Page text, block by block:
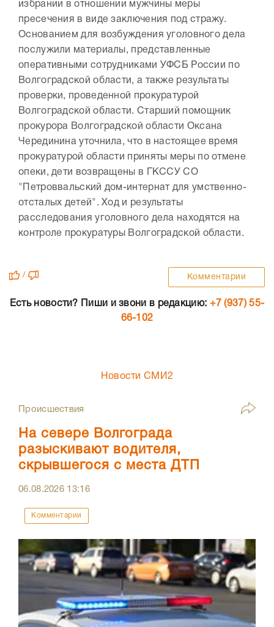
избрании в отношении мужчины меры
пресечения в виде заключения под стражу.
Основанием для возбуждения уголовного дела
послужили материалы, представленные
оперативными сотрудниками УФСБ России по
Волгоградской области, а также результаты
проверки, проведенной прокуратурой
Волгоградской области. Старший помощник
прокурора Волгоградской области Оксана
Черединина уточнила, что в настоящее время
прокуратурой области приняты меры по отмене
опеки, дети возвращены в ГКССУ СО
"Петроввальский дом-интернат для умственно-
отсталых детей". Ход и результаты
расследования уголовного дела находятся на
контроле прокуратуры Волгоградской области.
/ Комментарии
Есть новости? Пиши и звони в редакцию: +7 (937) 55-
66-102
Новости СМИ2
Происшествия
На севере Волгограда
разыскивают водителя,
скрывшегося с места ДТП
06.08.2026 13:16
Комментарии